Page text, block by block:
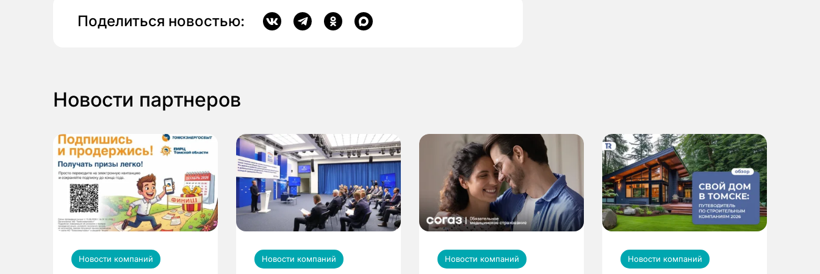
Поделиться новостью:
Новости партнеров
Новости компаний Новости компаний Новости компаний Новости компаний